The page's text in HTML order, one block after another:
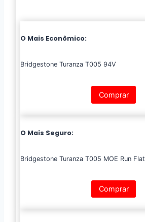
O Mais Econômico:
Bridgestone Turanza T005 94V
Comprar
O Mais Seguro:
Bridgestone Turanza T005 MOE Run Flat
Comprar